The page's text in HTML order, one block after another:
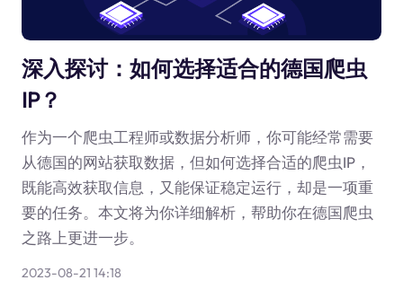
深入探讨：如何选择适合的德国爬虫
IP？
作为一个爬虫工程师或数据分析师，你可能经常需要
从德国的网站获取数据，但如何选择合适的爬虫IP，
既能高效获取信息，又能保证稳定运行，却是一项重
要的任务。本文将为你详细解析，帮助你在德国爬虫
之路上更进一步。
2023-08-21 14:18